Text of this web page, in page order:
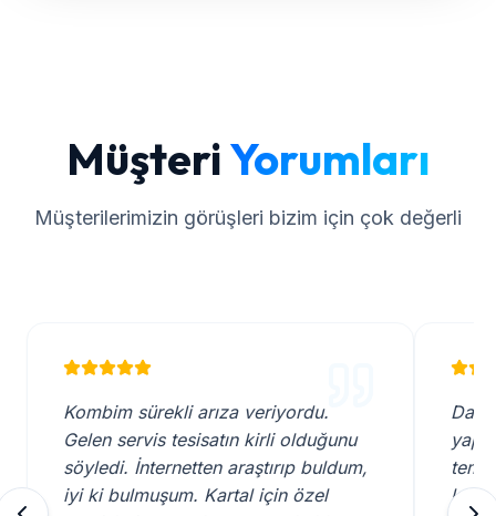
MüşteriYorumları
Müşterilerimizin görüşleri bizim için çok değerli
Kombim sürekli arıza veriyordu.
Gelen servis tesisatın kirli olduğunu
söyledi. İnternetten araştırıp buldum,
iyi ki bulmuşum. Kartal için özel